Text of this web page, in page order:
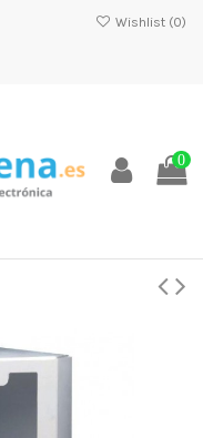
Wishlist (0)
0